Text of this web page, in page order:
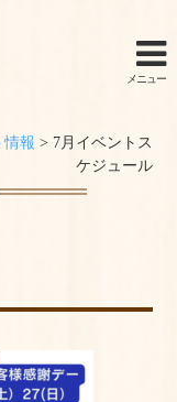
購入方法
メニュー
情報 > 7月イベントス
ケジュール